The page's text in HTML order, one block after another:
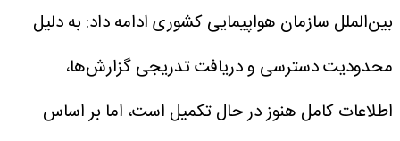
بین‌الملل سازمان هواپیمایی کشوری ادامه داد: به دلیل
محدودیت دسترسی و دریافت تدریجی گزارش‌ها،
اطلاعات کامل هنوز در حال تکمیل است، اما بر اساس